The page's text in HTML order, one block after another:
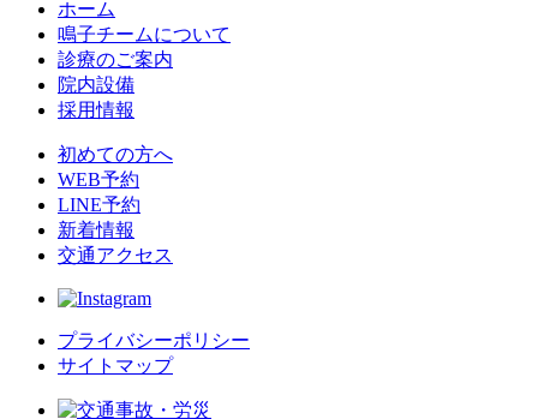
ホーム
鳴子チームについて
診療のご案内
院内設備
採用情報
初めての方へ
WEB予約
LINE予約
新着情報
交通アクセス
プライバシーポリシー
サイトマップ